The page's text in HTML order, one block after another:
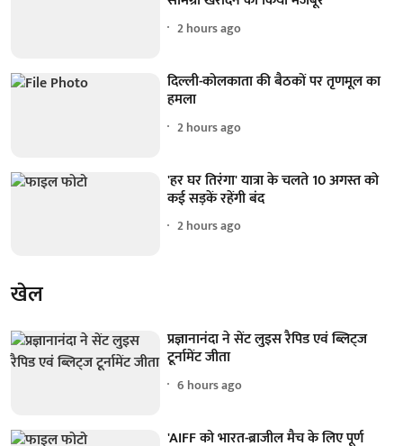
2 hours ago
दिल्ली-कोलकाता की बैठकों पर तृणमूल का
हमला
2 hours ago
'हर घर तिरंगा' यात्रा के चलते 10 अगस्त को
कई सड़कें रहेंगी बंद
2 hours ago
खेल
प्रज्ञानानंदा ने सेंट लुइस रैपिड एवं ब्लिट्ज
टूर्नामेंट जीता
6 hours ago
'AIFF को भारत-ब्राजील मैच के लिए पूर्ण